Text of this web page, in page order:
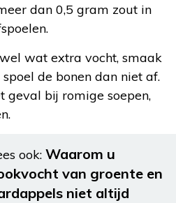
dan 0,5 gram zout in
wat extra vocht, smaak
de bonen dan niet af.
geval bij romige soepen,
ook: Waarom u
van groente en
niet altijd